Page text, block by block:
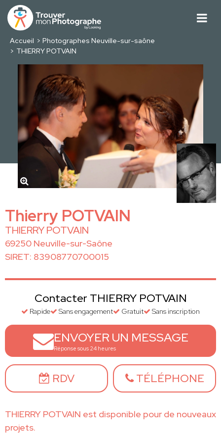
Accueil
Photographes Neuville-sur-saône
THIERRY POTVAIN
Thierry POTVAIN
THIERRY POTVAIN
69250 Neuville-sur-Saône
SIRET: 83908770700015
Contacter THIERRY POTVAIN
Rapide Sans engagement Gratuit Sans inscription
ENVOYER UN MESSAGE
Réponse sous 24 heures
RDV TÉLÉPHONE
THIERRY POTVAIN est disponible pour de nouveaux
projets.